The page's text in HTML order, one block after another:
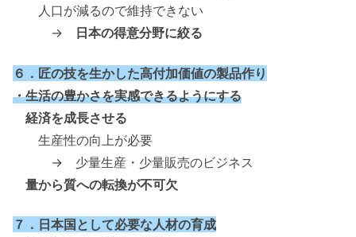
人口が減るので維持できない
→
日本の得意分野に絞る
６．匠の技を生かした高付加価値の製品作り
・生活の豊かさを実感できるようにする
経済を成長させる
生産性の向上が必要
→ 少量生産・少量販売のビジネス
量から質への転換が不可欠
７．日本国として必要な人材の育成